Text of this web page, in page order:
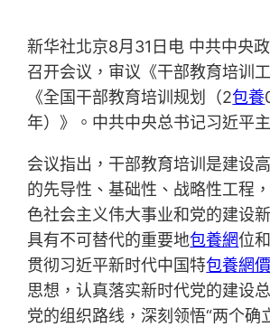
新华社北京8月31日电 中共中央
召开会议，审议《干部教育培训
《全国干部教育培训规划（2包養
年）》。中共中央总书记习近平
会议指出，干部教育培训是建设
的先导性、基础性、战略性工程
色社会主义伟大事业和党的建设
具有不可替代的重要地包養網位
贯彻习近平新时代中国特包養網
思想，认真落实新时代党的建设
党的组织路线，深刻领悟“两个确